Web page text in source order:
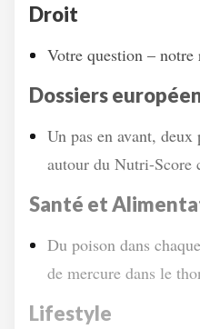
Droit
Votre question – notre
Dossiers
Un pas en avant, deux
autour du Nutri-Score
Santé et
Du poison dans
de mercure dans le
Lifestyle